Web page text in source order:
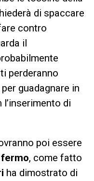
di spaccare
contro
il
perderanno
guadagnare in
di
poi essere
, come fatto
ha dimostrato di